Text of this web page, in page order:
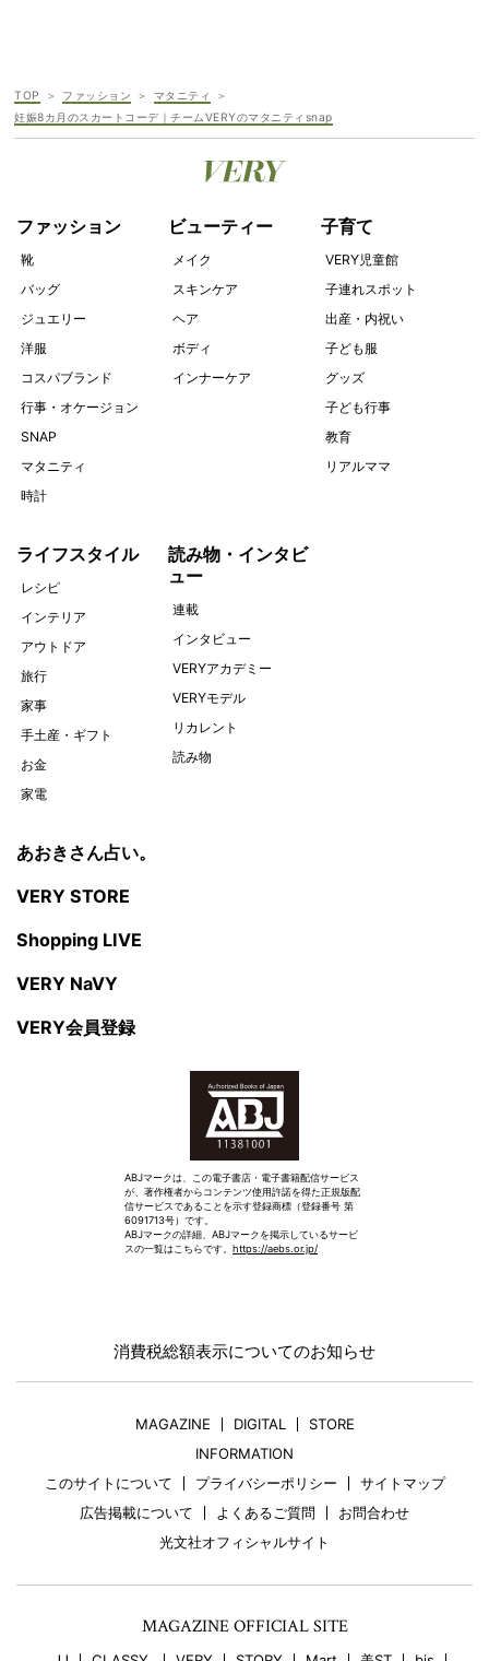
TOP ファッション
マタニティ
妊娠8カ月のスカートコーデ｜チームVERYのマタニティsnap
ファッション
靴
バッグ
ジュエリー
洋服
コスパブランド
行事・オケージョン
SNAP
マタニティ
時計
ビューティー
メイク
スキンケア
ヘア
ボディ
インナーケア
子育て
VERY児童館
子連れスポット
出産・内祝い
子ども服
グッズ
子ども行事
教育
リアルママ
ライフスタイル
レシピ
インテリア
アウトドア
旅行
家事
手土産・ギフト
お金
家電
読み物・インタビ
ュー
連載
インタビュー
VERYアカデミー
VERYモデル
リカレント
読み物
あおきさん占い。
VERY STORE
Shopping LIVE
VERY NaVY
VERY会員登録
ABJマークは、この電子書店・電子書籍配信サービス
が、著作権者からコンテンツ使用許諾を得た正規版配
信サービスであることを示す登録商標（登録番号 第
6091713号）です。
ABJマークの詳細、ABJマークを掲示しているサービ
スの一覧はこちらです。 https://aebs.or.jp/
消費税総額表示についてのお知らせ
MAGAZINE DIGITAL
STORE
INFORMATION
このサイトについて
プライバシーポリシー
サイトマップ
広告掲載について
よくあるご質問
お問合わせ
光文社オフィシャルサイト
MAGAZINE OFFICIAL SITE